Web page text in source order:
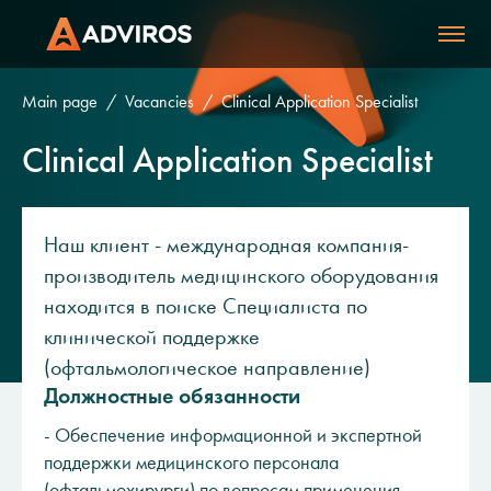
Main page Vacancies Clinical Application Specialist
Clinical Application Specialist
Наш клиент - международная компания-
производитель медицинского оборудования
находится в поиске Специалиста по
клинической поддержке
(офтальмологическое направление)
Должностные обязанности
- Обеспечение информационной и экспертной
поддержки медицинского персонала